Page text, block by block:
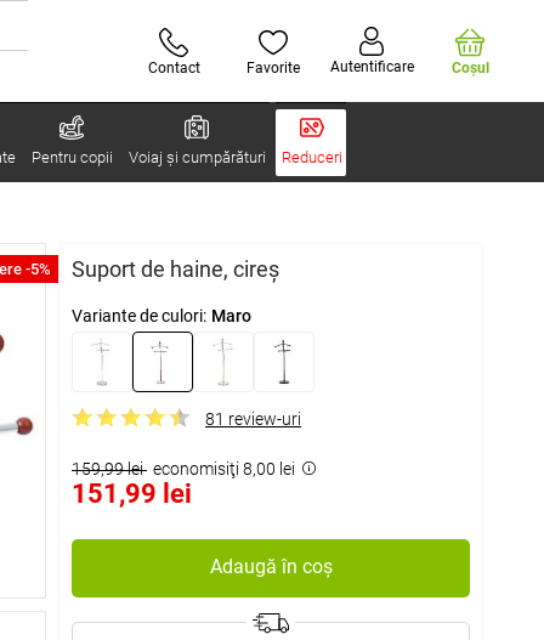
Contact Favorite Autentificare Coşul
Pentru copii Voiaj și cumpărături Reduceri
-5% Suport de haine, cireș
Variante de culori: Maro
81 review-uri
159,99 lei economisiţi 8,00 lei
151,99 lei
Adaugă în coș